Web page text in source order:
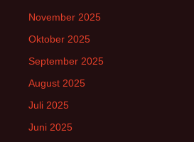
November 2025
Oktober 2025
September 2025
August 2025
Juli 2025
Juni 2025